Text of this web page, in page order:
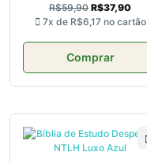
R$59,90 R$37,90
7x de R$6,17 no cartão
Comprar